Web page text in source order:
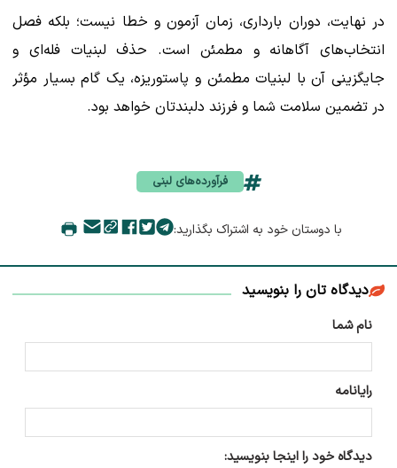
در نهایت، دوران بارداری، زمان آزمون و خطا نیست؛ بلکه فصل
انتخاب‌های آگاهانه و مطمئن است. حذف لبنیات فله‌ای و
جایگزینی آن با لبنیات مطمئن و پاستوریزه، یک گام بسیار مؤثر
در تضمین سلامت شما و فرزند دلبندتان خواهد بود.
فرآورده‌های لبنی
با دوستان خود به اشتراک بگذارید:
دیدگاه تان را بنویسید
نام شما
رایانامه
دیدگاه خود را اینجا بنویسید: